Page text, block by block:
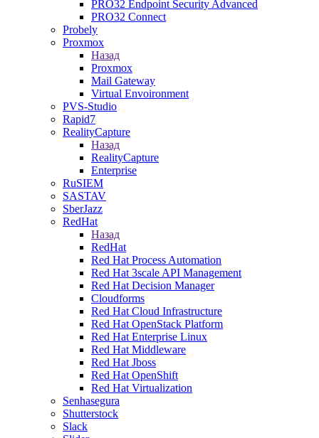
PRO32 Endpoint Security Advanced
PRO32 Connect
Probely
Proxmox
Назад
Proxmox
Mail Gateway
Virtual Envoironment
PVS-Studio
Rapid7
RealityCapture
Назад
RealityCapture
Enterprise
RuSIEM
SASTAV
SberJazz
RedHat
Назад
RedHat
Red Hat Process Automation
Red Hat 3scale API Management
Red Hat Decision Manager
Cloudforms
Red Hat Cloud Infrastructure
Red Hat OpenStack Platform
Red Hat Enterprise Linux
Red Hat Middleware
Red Hat Jboss
Red Hat OpenShift
Red Hat Virtualization
Senhasegura
Shutterstock
Slack